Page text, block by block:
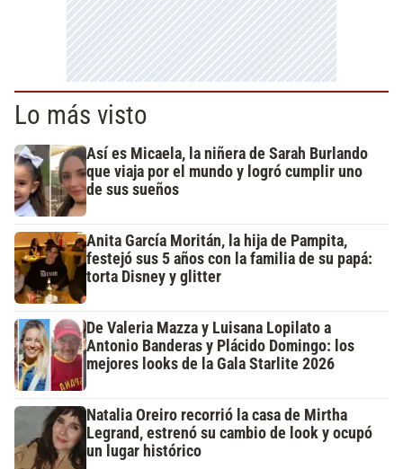
Lo más visto
Así es Micaela, la niñera de Sarah Burlando
que viaja por el mundo y logró cumplir uno
de sus sueños
Anita García Moritán, la hija de Pampita,
festejó sus 5 años con la familia de su papá:
torta Disney y glitter
De Valeria Mazza y Luisana Lopilato a
Antonio Banderas y Plácido Domingo: los
mejores looks de la Gala Starlite 2026
Natalia Oreiro recorrió la casa de Mirtha
Legrand, estrenó su cambio de look y ocupó
un lugar histórico